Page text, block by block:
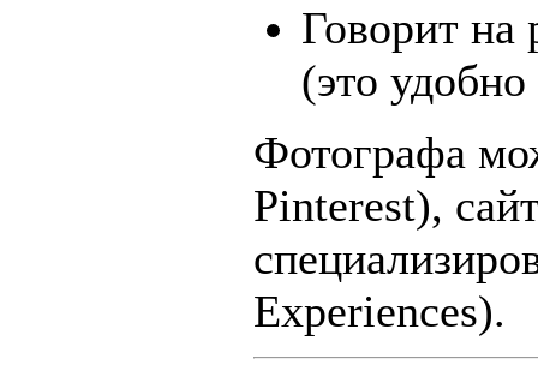
Говорит на
(это
Фотографа
Pinterest),
Experiences).